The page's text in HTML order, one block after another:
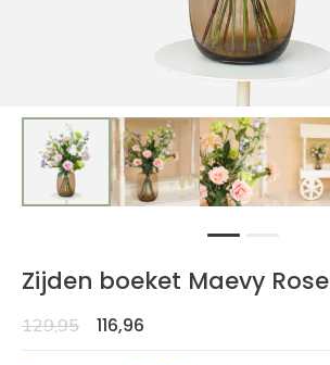
1
Zijden boeket Maevy Rose
129,95 116,96